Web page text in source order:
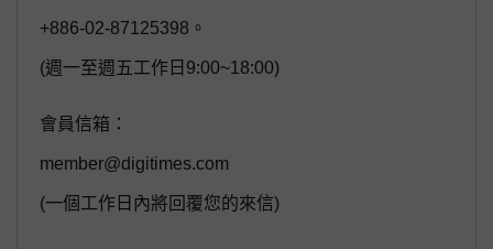
+886-02-87125398。
(週一至週五工作日9:00~18:00)
會員信箱：
member@digitimes.com
(一個工作日內將回覆您的來信)